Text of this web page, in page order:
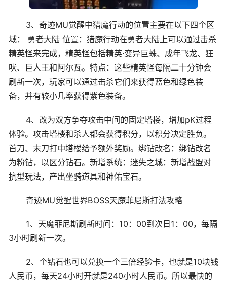
3、奇迹MU觉醒中猎魔行动的位置主要在以下四个区
域： 勇者大陆 位置：猎魔行动在勇者大陆上可以通过击杀
精英怪来完成，精英怪包括精英·变异巨蛛、成年飞龙、狂
吠、巨人王和阿尔瓦。特点：这些精英怪每隔二十分钟会
刷新一次，玩家可以通过击杀它们来获得蓝色和绿色装
备，并有较小几率获得紫色装备。
4、改为双方争夺攻击中间的固定塔楼，增加pK过程
体验。攻击塔楼和杀人都会获得积分，以积分决定胜负。
首刀、末刀打中塔楼给予额外奖励。绑钻改名：绑钻改名
为粉钻，以区分钻石。新增系统：迷失之城：新增战盟对
抗型玩法，产出坐骑道具和神佑宝石。
奇迹MU觉醒世界BOSS天魔菲尼斯打法攻略
1、天魔菲尼斯刷新时间：10：00到次日1：00，每隔
3小时刷新一次。
2、个钻石也可以兑换一个三倍经验卡，也就是10块钱
人民币，每天24小时开就是240小时人民币。所以最快的